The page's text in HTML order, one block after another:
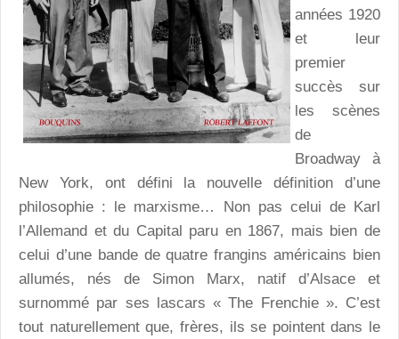
années 1920
et leur
premier
succès sur
les scènes
de
Broadway à
New York, ont défini la nouvelle définition d’une
philosophie : le marxisme… Non pas celui de Karl
l’Allemand et du Capital paru en 1867, mais bien de
celui d’une bande de quatre frangins américains bien
allumés, nés de Simon Marx, natif d’Alsace et
surnommé par ses lascars « The Frenchie ». C’est
tout naturellement que, frères, ils se pointent dans le